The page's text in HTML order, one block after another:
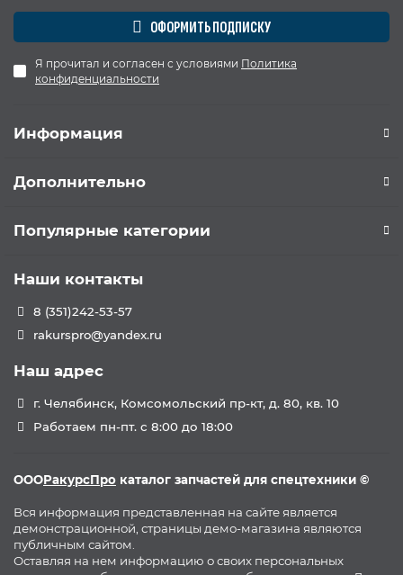
ОФОРМИТЬ ПОДПИСКУ
Я прочитал и согласен с условиями Политика
конфиденциальности
Информация
Дополнительно
Популярные категории
Наши контакты
8 (351)242-53-57
rakurspro@yandex.ru
Наш адрес
г. Челябинск, Комсомольский пр-кт, д. 80, кв. 10
Работаем пн-пт. с 8:00 до 18:00
ОООРакурсПро каталог запчастей для спецтехники ©
Вся информация представленная на сайте является
демонстрационной, страницы демо-магазина являются
публичным сайтом.
Оставляя на нем информацию о своих персональных